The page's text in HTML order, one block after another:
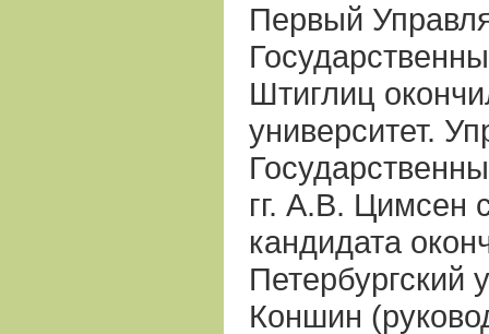
Первый
Штиглиц
университет.
гг. А.В. Цимсен
кандидата
Петербургский
Коншин